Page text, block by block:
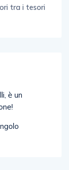
tra i tesori
è un